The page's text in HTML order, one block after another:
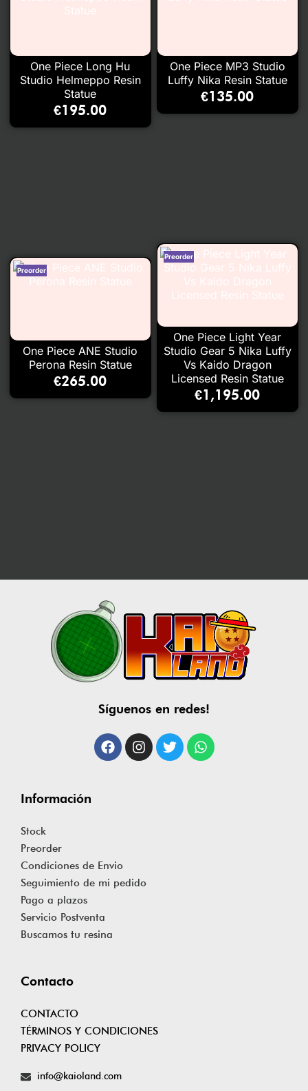
One Piece Long Hu
Studio Helmeppo Resin
Statue
€195.00
One Piece MP3 Studio
Luffy Nika Resin Statue
€135.00
One Piece Light Year
Studio Gear 5 Nika Luffy
Vs Kaido Dragon
Licensed Resin Statue
€1,195.00
One Piece ANE Studio
Perona Resin Statue
€265.00
Contacto
CONTACTO
TÉRMINOS Y CONDICIONES
PRIVACY POLICY
info@kaioland.com
Información
Stock
Preorder
Condiciones de Envio
Seguimiento de mi pedido
Pago a plazos
Servicio Postventa
Buscamos tu resina
Síguenos en redes!